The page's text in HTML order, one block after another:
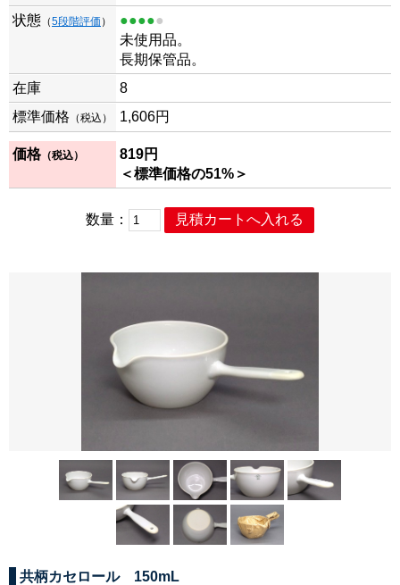
状態 （5段階評価 ） ●●●●●
未使用品。
長期保管品。
在庫
8
標準価格 （税込） 1,606円
価格（税込） 819円
＜標準価格の51%＞
数量：
共柄カセロール 150mL